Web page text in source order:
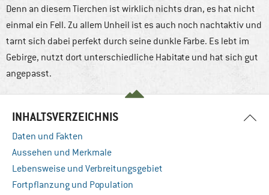
Denn an diesem Tierchen ist wirklich nichts dran, es hat nicht
einmal ein Fell. Zu allem Unheil ist es auch noch nachtaktiv und
tarnt sich dabei perfekt durch seine dunkle Farbe. Es lebt im
Gebirge, nutzt dort unterschiedliche Habitate und hat sich gut
angepasst.
INHALTSVERZEICHNIS
Daten und Fakten
Aussehen und Merkmale
Lebensweise und Verbreitungsgebiet
Fortpflanzung und Population